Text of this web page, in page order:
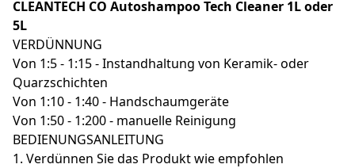
CLEANTECH CO Autoshampoo Tech Cleaner 1L oder
5L
VERDÜNNUNG
Von 1:5 - 1:15 - Instandhaltung von Keramik- oder
Quarzschichten
Von 1:10 - 1:40 - Handschaumgeräte
Von 1:50 - 1:200 - manuelle Reinigung
BEDIENUNGSANLEITUNG
1. Verdünnen Sie das Produkt wie empfohlen